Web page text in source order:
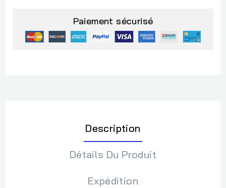
Paiement sécurisé
Description
Détails Du Produit
Expédition